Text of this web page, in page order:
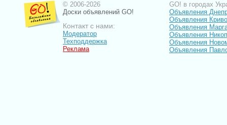
© 2006-2026
Доски объявлений GO!
Контакт с нами:
Модератор
Техподдержка
Реклама
GO! в городах
Объявления
Объявления
Объявления
Объявления
Объявления
Объявления